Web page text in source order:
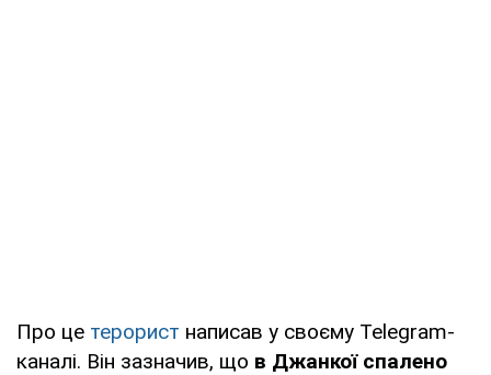
Про це терорист написав у своєму Telegram-
каналі. Він зазначив, що в Джанкої спалено